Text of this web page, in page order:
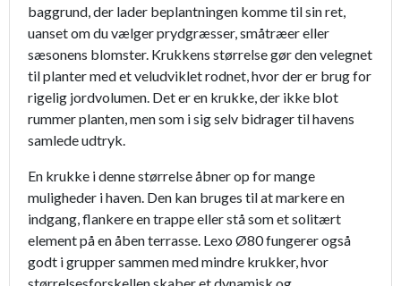
baggrund, der lader beplantningen komme til sin ret,
uanset om du vælger prydgræsser, småtræer eller
sæsonens blomster. Krukkens størrelse gør den velegnet
til planter med et veludviklet rodnet, hvor der er brug for
rigelig jordvolumen. Det er en krukke, der ikke blot
rummer planten, men som i sig selv bidrager til havens
samlede udtryk.
En krukke i denne størrelse åbner op for mange
muligheder i haven. Den kan bruges til at markere en
indgang, flankere en trappe eller stå som et solitært
element på en åben terrasse. Lexo Ø80 fungerer også
godt i grupper sammen med mindre krukker, hvor